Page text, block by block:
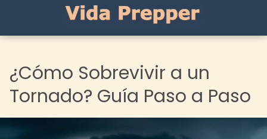
¿Cómo Sobrevivir a un
Tornado? Guía Paso a Paso